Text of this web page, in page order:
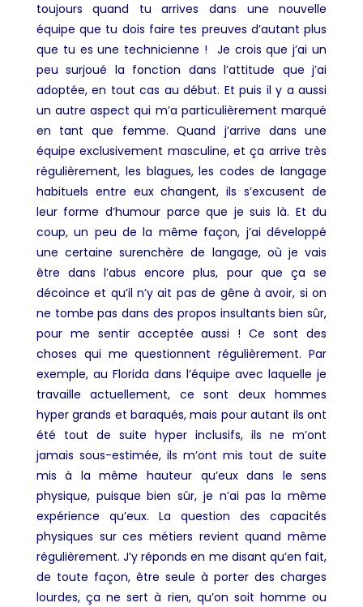
toujours quand tu arrives dans une nouvelle
équipe que tu dois faire tes preuves d’autant plus
que tu es une technicienne ! Je crois que j’ai un
peu surjoué la fonction dans l’attitude que j’ai
adoptée, en tout cas au début. Et puis il y a aussi
un autre aspect qui m’a particulièrement marqué
en tant que femme. Quand j’arrive dans une
équipe exclusivement masculine, et ça arrive très
régulièrement, les blagues, les codes de langage
habituels entre eux changent, ils s’excusent de
leur forme d’humour parce que je suis là. Et du
coup, un peu de la même façon, j’ai développé
une certaine surenchère de langage, où je vais
être dans l’abus encore plus, pour que ça se
décoince et qu’il n’y ait pas de gêne à avoir, si on
ne tombe pas dans des propos insultants bien sûr,
pour me sentir acceptée aussi ! Ce sont des
choses qui me questionnent régulièrement. Par
exemple, au Florida dans l’équipe avec laquelle je
travaille actuellement, ce sont deux hommes
hyper grands et baraqués, mais pour autant ils ont
été tout de suite hyper inclusifs, ils ne m’ont
jamais sous-estimée, ils m’ont mis tout de suite
mis à la même hauteur qu’eux dans le sens
physique, puisque bien sûr, je n’ai pas la même
expérience qu’eux.
La question des capacités
physiques sur ces métiers revient quand même
régulièrement. J’y réponds en me disant qu’en fait,
de toute façon, être seule à porter des charges
lourdes, ça ne sert à rien, qu’on soit homme ou